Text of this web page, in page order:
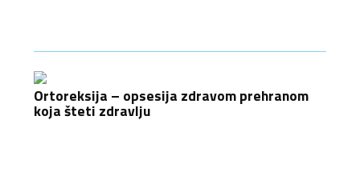
Ortoreksija – opsesija zdravom prehranom
koja šteti zdravlju